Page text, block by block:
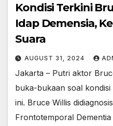
Kondisi Terkini
Idap Demensia,
Suara
AUGUST 31, 2024
Jakarta – Putri aktor
buka-bukaan soal
ini. Bruce Willis
Frontotemporal